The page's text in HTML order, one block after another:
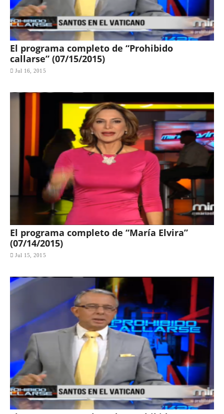
El programa completo de “Prohibido
callarse” (07/15/2015)
Jul 16, 2015
El programa completo de “María Elvira”
(07/14/2015)
Jul 15, 2015